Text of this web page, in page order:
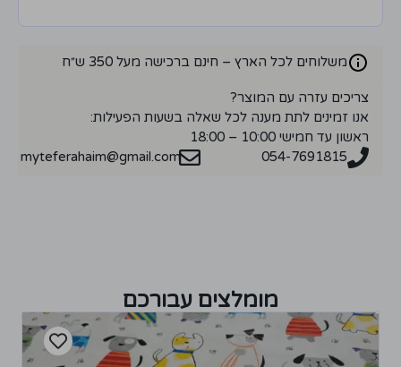
משלוחים לכל הארץ – חינם ברכישה מעל 350 ש״ח
צריכים עזרה עם המוצר?
אנו זמינים לתת מענה לכל שאלה בשעות הפעילות:
ראשון עד חמישי 10:00 – 18:00
054-7691815
myteferahaim@gmail.com
מומלצים עבורכם